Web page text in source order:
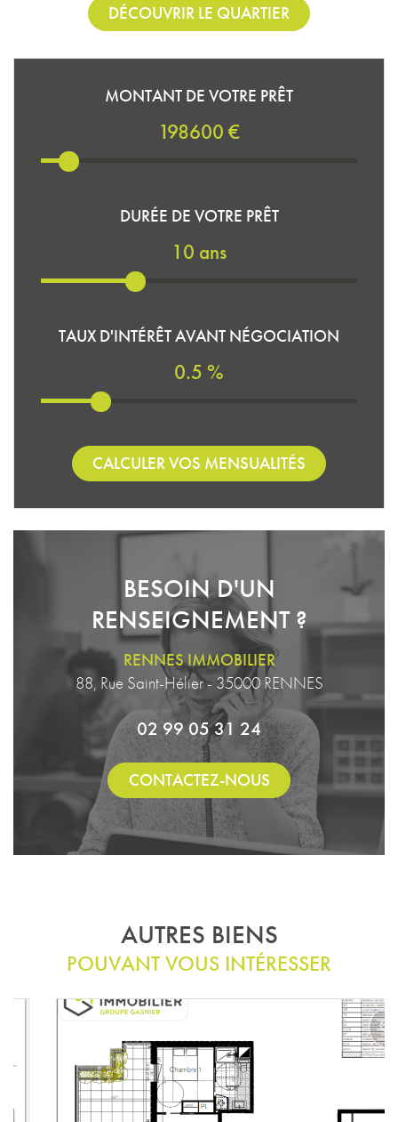
DÉCOUVRIR LE QUARTIER
MONTANT DE VOTRE PRÊT
198600 €
DURÉE DE VOTRE PRÊT
10 ans
TAUX D'INTÉRÊT AVANT NÉGOCIATION
0.5 %
CALCULER VOS MENSUALITÉS
BESOIN D'UN
RENSEIGNEMENT ?
RENNES IMMOBILIER
88, Rue Saint-Hélier - 35000 RENNES
02 99 05 31 24
CONTACTEZ-NOUS
AUTRES BIENS
POUVANT VOUS INTÉRESSER